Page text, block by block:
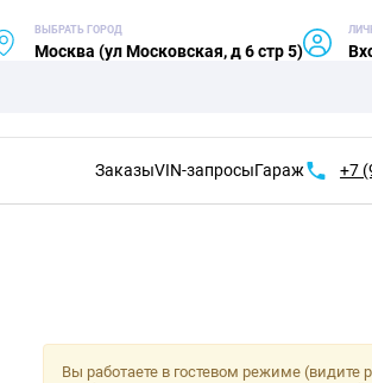
ВЫБРАТЬ ГОРОД
Москва (ул Московская, д 6 стр 5)
ЗаказыVIN-запросыГараж +7
Вы работаете в гостевом режиме